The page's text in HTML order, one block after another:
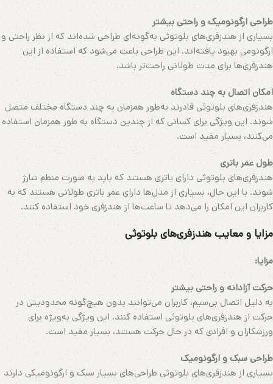
طراحی ارگونومیک و راحتی بیشتر
بسیاری از هندزفری‌های بلوتوثی به‌گونه‌ای طراحی شده‌اند که از نظر راحتی و
ارگونومی بهبود یافته‌اند. این طراحی باعث می‌شود که استفاده از این
هندزفری‌ها برای مدت طولانی راحت‌تر باشد.
امکان اتصال به چند دستگاه
هندزفری‌های بلوتوثی قادرند به‌طور همزمان به چند دستگاه مختلف متصل
شوند. این ویژگی برای کسانی که از چندین دستگاه به طور همزمان استفاده
می‌کنند، بسیار مفید است.
طول عمر باتری
هندزفری‌های بلوتوثی دارای باتری هستند که باید به صورت منظم شارژ
شوند. با این حال، بسیاری از مدل‌ها دارای عمر باتری طولانی هستند که به
کاربران این امکان را می‌دهد تا ساعت‌ها از هندزفری خود استفاده کنند.
مزایا و معایب هندزفری‌های بلوتوثی
مزایا:
حرکت آزادانه و راحتی بیشتر
به دلیل اتصال بی‌سیم، کاربران می‌توانند بدون هیچ‌گونه محدودیتی در
حرکت از هندزفری‌های بلوتوثی استفاده کنند. این ویژگی به‌ویژه برای
ورزشکاران و افرادی که در حال حرکت هستند، بسیار مفید است.
طراحی سبک و ارگونومیک
بسیاری از هندزفری‌های بلوتوثی طراحی‌های بسیار سبک و ارگونومیکی دارند